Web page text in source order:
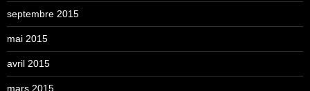
septembre 2015
mai 2015
avril 2015
mars 2015